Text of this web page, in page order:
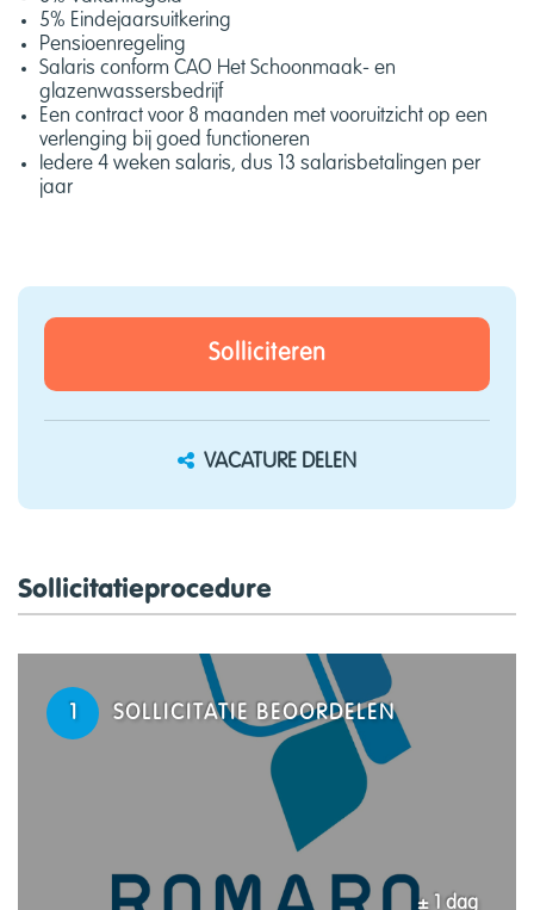
5% Eindejaarsuitkering
Pensioenregeling
Salaris conform CAO Het Schoonmaak- en
glazenwassersbedrijf
Een contract voor 8 maanden met vooruitzicht op een
verlenging bij goed functioneren
Iedere 4 weken salaris, dus 13 salarisbetalingen per
jaar
Solliciteren
VACATURE DELEN
Sollicitatieprocedure
1 SOLLICITATIE BEOORDELEN
± 1 dag